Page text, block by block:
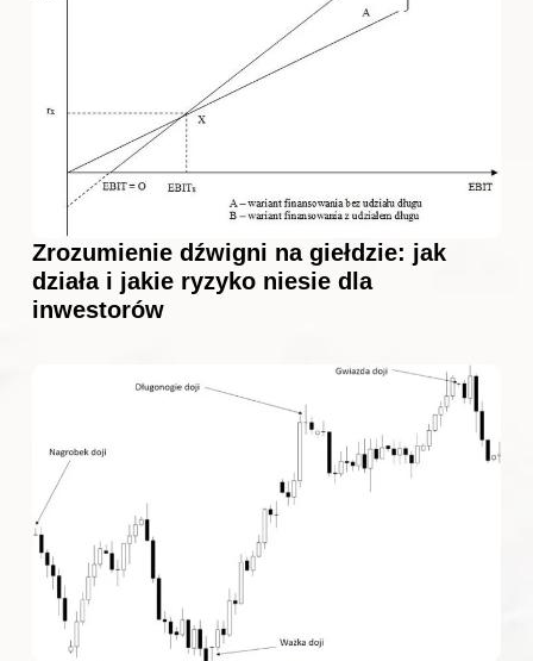
Zrozumienie dźwigni na giełdzie: jak
działa i jakie ryzyko niesie dla
inwestorów